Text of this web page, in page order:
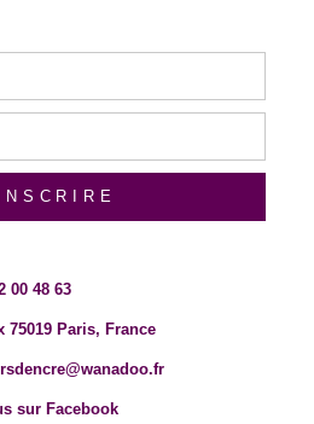
00 48 63
75019 Paris, France
sur Facebook